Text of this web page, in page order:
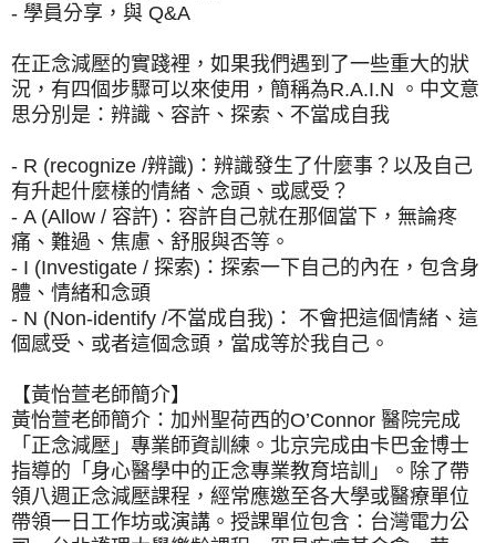
- 學員分享，與 Q&A
在正念減壓的實踐裡，如果我們遇到了一些重大的狀
況，有四個步驟可以來使用，簡稱為R.A.I.N 。中文意
思分別是：辨識、容許、探索、不當成自我
- R (recognize /辨識)：辨識發生了什麼事？以及自己
有升起什麼樣的情緒、念頭、或感受？
- A (Allow / 容許)：容許自己就在那個當下，無論疼
痛、難過、焦慮、舒服與否等。
- I (Investigate / 探索)：探索一下自己的內在，包含身
體、情緒和念頭
- N (Non-identify /不當成自我)： 不會把這個情緒、這
個感受、或者這個念頭，當成等於我自己。
【黃怡萱老師簡介】
黃怡萱老師簡介：加州聖荷西的O’Connor 醫院完成
「正念減壓」專業師資訓練。北京完成由卡巴金博士
指導的「身心醫學中的正念專業教育培訓」。除了帶
領八週正念減壓課程，經常應邀至各大學或醫療單位
帶領一日工作坊或演講。授課單位包含：台灣電力公